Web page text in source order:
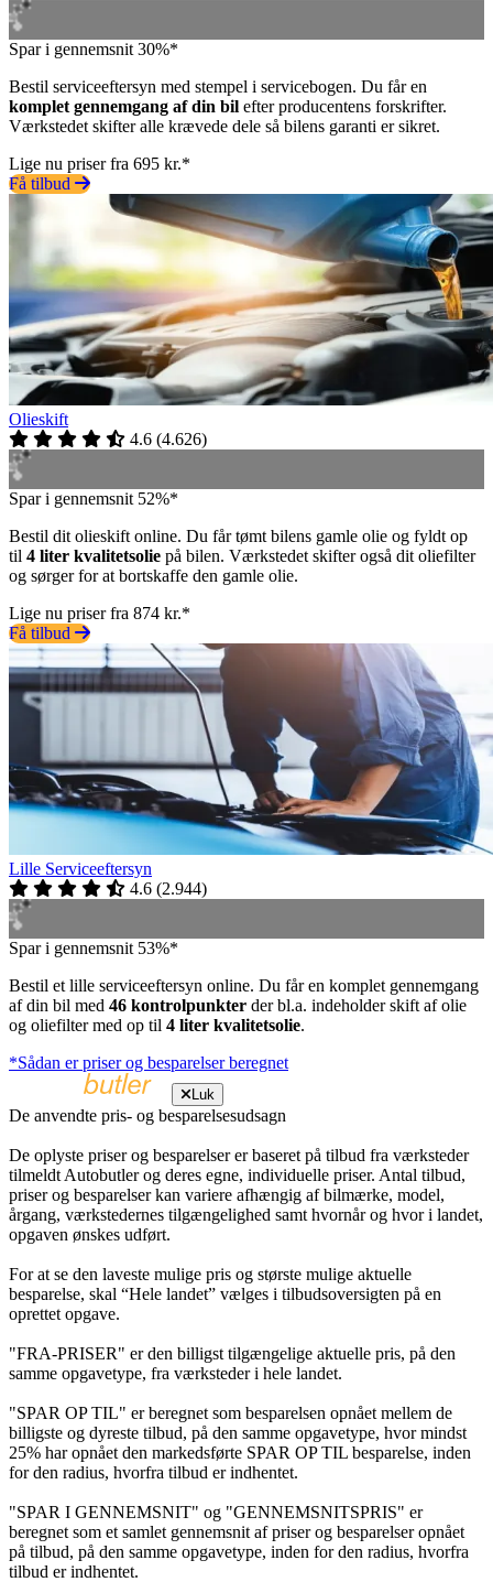
Spar i gennemsnit 30%*
Bestil serviceeftersyn med stempel i servicebogen. Du får en
komplet gennemgang af din bil efter producentens forskrifter.
Værkstedet skifter alle krævede dele så bilens garanti er sikret.
Lige nu priser fra 695 kr.*
Få tilbud
Olieskift
4.6 (4.626)
Spar i gennemsnit 52%*
Bestil dit olieskift online. Du får tømt bilens gamle olie og fyldt op
til 4 liter kvalitetsolie på bilen. Værkstedet skifter også dit oliefilter
og sørger for at bortskaffe den gamle olie.
Lige nu priser fra 874 kr.*
Få tilbud
Lille Serviceeftersyn
4.6 (2.944)
Spar i gennemsnit 53%*
Bestil et lille serviceeftersyn online. Du får en komplet gennemgang
af din bil med 46 kontrolpunkter der bl.a. indeholder skift af olie
og oliefilter med op til 4 liter kvalitetsolie.
*Sådan er priser og besparelser beregnet
Luk
De anvendte pris- og besparelsesudsagn
De oplyste priser og besparelser er baseret på tilbud fra værksteder
tilmeldt Autobutler og deres egne, individuelle priser. Antal tilbud,
priser og besparelser kan variere afhængig af bilmærke, model,
årgang, værkstedernes tilgængelighed samt hvornår og hvor i landet,
opgaven ønskes udført.
For at se den laveste mulige pris og største mulige aktuelle
besparelse, skal “Hele landet” vælges i tilbudsoversigten på en
oprettet opgave.
"FRA-PRISER" er den billigst tilgængelige aktuelle pris, på den
samme opgavetype, fra værksteder i hele landet.
"SPAR OP TIL" er beregnet som besparelsen opnået mellem de
billigste og dyreste tilbud, på den samme opgavetype, hvor mindst
25% har opnået den markedsførte SPAR OP TIL besparelse, inden
for den radius, hvorfra tilbud er indhentet.
"SPAR I GENNEMSNIT" og "GENNEMSNITSPRIS" er
beregnet som et samlet gennemsnit af priser og besparelser opnået
på tilbud, på den samme opgavetype, inden for den radius, hvorfra
tilbud er indhentet.